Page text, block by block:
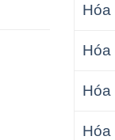
Hóa
Hóa
Hóa
Hóa